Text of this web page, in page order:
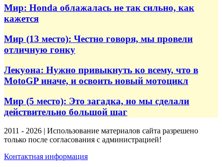
Мир: Honda облажалась не так сильно, как
кажется
Мир (13 место): Честно говоря, мы провели
отличную гонку
Лекуона: Нужно привыкнуть ко всему, что в
MotoGP иначе, и освоить новый мотоцикл
Мир (5 место): Это загадка, но мы сделали
действительно большой шаг
2011 - 2026 | Использование материалов сайта разрешено
только после согласования с администрацией!
Контактная информация